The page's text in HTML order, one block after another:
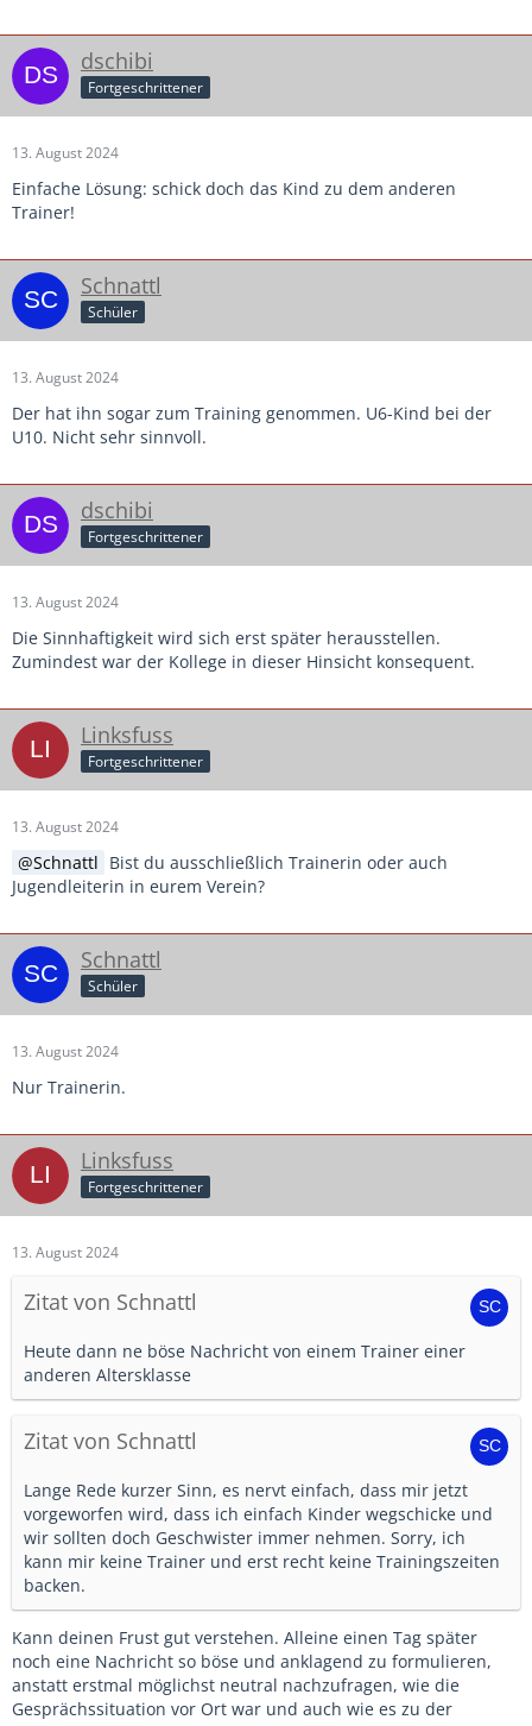
dschibi
Fortgeschrittener
13. August 2024
Einfache Lösung: schick doch das Kind zu dem anderen
Trainer!
Schnattl
Schüler
13. August 2024
Der hat ihn sogar zum Training genommen. U6-Kind bei der
U10. Nicht sehr sinnvoll.
dschibi
Fortgeschrittener
13. August 2024
Die Sinnhaftigkeit wird sich erst später herausstellen.
Zumindest war der Kollege in dieser Hinsicht konsequent.
Linksfuss
Fortgeschrittener
13. August 2024
Schnattl Bist du ausschließlich Trainerin oder auch
Jugendleiterin in eurem Verein?
Schnattl
Schüler
13. August 2024
Nur Trainerin.
Linksfuss
Fortgeschrittener
13. August 2024
Zitat von Schnattl
Heute dann ne böse Nachricht von einem Trainer einer
anderen Altersklasse
Zitat von Schnattl
Lange Rede kurzer Sinn, es nervt einfach, dass mir jetzt
vorgeworfen wird, dass ich einfach Kinder wegschicke und
wir sollten doch Geschwister immer nehmen. Sorry, ich
kann mir keine Trainer und erst recht keine Trainingszeiten
backen.
Kann deinen Frust gut verstehen. Alleine einen Tag später
noch eine Nachricht so böse und anklagend zu formulieren,
anstatt erstmal möglichst neutral nachzufragen, wie die
Gesprächssituation vor Ort war und auch wie es zu der